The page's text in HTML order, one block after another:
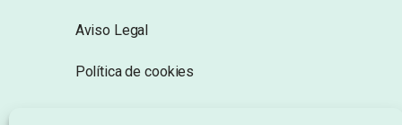
Aviso Legal
Política de cookies